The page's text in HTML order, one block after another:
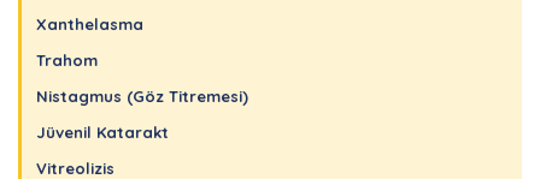
Xanthelasma
Trahom
Nistagmus (Göz Titremesi)
Jüvenil Katarakt
Vitreolizis